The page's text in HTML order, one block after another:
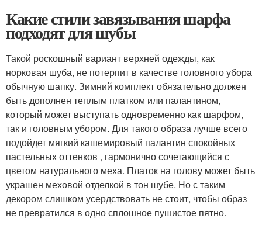
Какие стили завязывания шарфа
подходят для шубы
Такой роскошный вариант верхней одежды, как
норковая шуба, не потерпит в качестве головного убора
обычную шапку. Зимний комплект обязательно должен
быть дополнен теплым платком или палантином,
который может выступать одновременно как шарфом,
так и головным убором. Для такого образа лучше всего
подойдет мягкий кашемировый палантин спокойных
пастельных оттенков , гармонично сочетающийся с
цветом натурального меха. Платок на голову может быть
украшен меховой отделкой в тон шубе. Но с таким
декором слишком усердствовать не стоит, чтобы образ
не превратился в одно сплошное пушистое пятно.